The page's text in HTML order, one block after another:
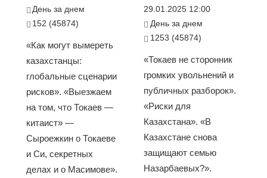
День за днем
152 (45874)
«Как могут вымереть
казахстанцы:
глобальные сценарии
рисков». «Выезжаем
на том, что Токаев —
китаист» —
Сыроежкин о Токаеве
и Си, секретных
делах и о Масимове».
29.01.2025 12:00
День за днем
1253 (45874)
«Токаев не сторонник
громких увольнений и
публичных разборок».
«Риски для
Казахстана». «В
Казахстане снова
защищают семью
Назарбаевых?».